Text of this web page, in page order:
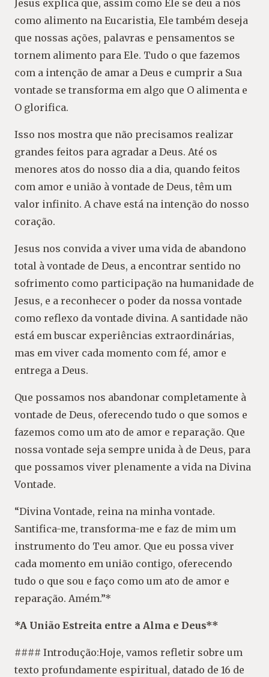
Jesus explica que, assim como Ele se deu a nós
como alimento na Eucaristia, Ele também deseja
que nossas ações, palavras e pensamentos se
tornem alimento para Ele. Tudo o que fazemos
com a intenção de amar a Deus e cumprir a Sua
vontade se transforma em algo que O alimenta e
O glorifica.
Isso nos mostra que não precisamos realizar
grandes feitos para agradar a Deus. Até os
menores atos do nosso dia a dia, quando feitos
com amor e união à vontade de Deus, têm um
valor infinito. A chave está na intenção do nosso
coração.
Jesus nos convida a viver uma vida de abandono
total à vontade de Deus, a encontrar sentido no
sofrimento como participação na humanidade de
Jesus, e a reconhecer o poder da nossa vontade
como reflexo da vontade divina. A santidade não
está em buscar experiências extraordinárias,
mas em viver cada momento com fé, amor e
entrega a Deus.
Que possamos nos abandonar completamente à
vontade de Deus, oferecendo tudo o que somos e
fazemos como um ato de amor e reparação. Que
nossa vontade seja sempre unida à de Deus, para
que possamos viver plenamente a vida na Divina
Vontade.
“Divina Vontade, reina na minha vontade.
Santifica-me, transforma-me e faz de mim um
instrumento do Teu amor. Que eu possa viver
cada momento em união contigo, oferecendo
tudo o que sou e faço como um ato de amor e
reparação. Amém.”*
*A União Estreita entre a Alma e Deus**
#### Introdução:Hoje, vamos refletir sobre um
texto profundamente espiritual, datado de 16 de